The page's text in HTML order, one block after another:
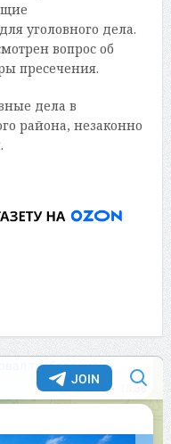
уголовного дела.
вопрос об
пресечения.
дела в
района, незаконно